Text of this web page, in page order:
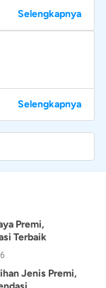
Selengkapnya
Selengkapnya
Premi,
Terbaik
Jenis Premi,